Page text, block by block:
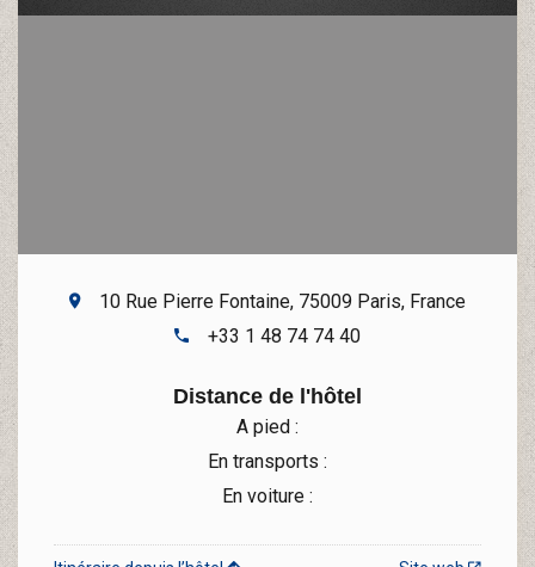
10 Rue Pierre Fontaine, 75009 Paris, France
+33 1 48 74 74 40
Distance de l'hôtel
A pied :
En transports :
En voiture :